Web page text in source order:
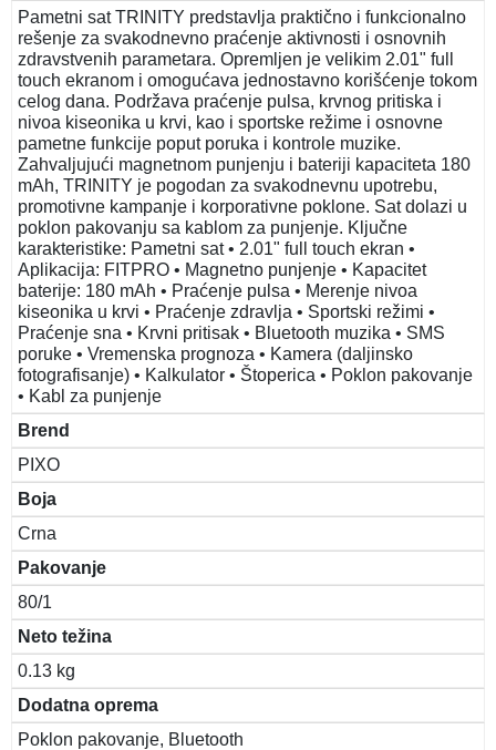
Pametni sat TRINITY predstavlja praktično i funkcionalno
rešenje za svakodnevno praćenje aktivnosti i osnovnih
zdravstvenih parametara. Opremljen je velikim 2.01" full
touch ekranom i omogućava jednostavno korišćenje tokom
celog dana. Podržava praćenje pulsa, krvnog pritiska i
nivoa kiseonika u krvi, kao i sportske režime i osnovne
pametne funkcije poput poruka i kontrole muzike.
Zahvaljujući magnetnom punjenju i bateriji kapaciteta 180
mAh, TRINITY je pogodan za svakodnevnu upotrebu,
promotivne kampanje i korporativne poklone. Sat dolazi u
poklon pakovanju sa kablom za punjenje. Ključne
karakteristike: Pametni sat • 2.01" full touch ekran •
Aplikacija: FITPRO • Magnetno punjenje • Kapacitet
baterije: 180 mAh • Praćenje pulsa • Merenje nivoa
kiseonika u krvi • Praćenje zdravlja • Sportski režimi •
Praćenje sna • Krvni pritisak • Bluetooth muzika • SMS
poruke • Vremenska prognoza • Kamera (daljinsko
fotografisanje) • Kalkulator • Štoperica • Poklon pakovanje
• Kabl za punjenje
Brend
PIXO
Boja
Crna
Pakovanje
80/1
Neto težina
0.13 kg
Dodatna oprema
Poklon pakovanje, Bluetooth